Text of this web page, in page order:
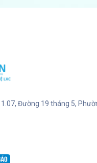
Đường 19 tháng 5,